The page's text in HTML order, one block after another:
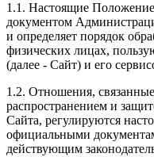
1.1. Настоящие
документом
и определяет порядок
физических лицах,
(далее - Сайт) и его
1.2. Отношения,
распространением и
Сайта, регулируются
официальными
действующим